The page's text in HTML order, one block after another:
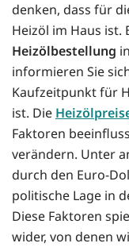
denken, dass für
Heizöl im Haus ist.
Heizölbestellung
informieren Sie
Kaufzeitpunkt für
ist. Die
Faktoren
verändern. Unter
durch den Euro-
politische Lage in
Diese Faktoren
wider, von denen